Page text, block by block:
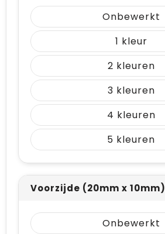
Vrije tijd en Strand
Waterflesjes
Winterse inspiratie
Themapakketten
Draagtassen
Golftassen
Trolleys
Goodiebags
Onbewerkt
1
2
3
4
5
Voorzijde (20mm x 10mm)
Onbewerkt